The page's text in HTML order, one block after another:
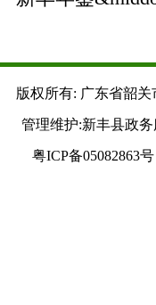
版权所有: 广东省韶关
管理维护:新丰县政
粤ICP备05082863